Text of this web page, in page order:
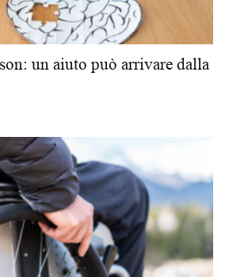
un aiuto può arrivare dalla